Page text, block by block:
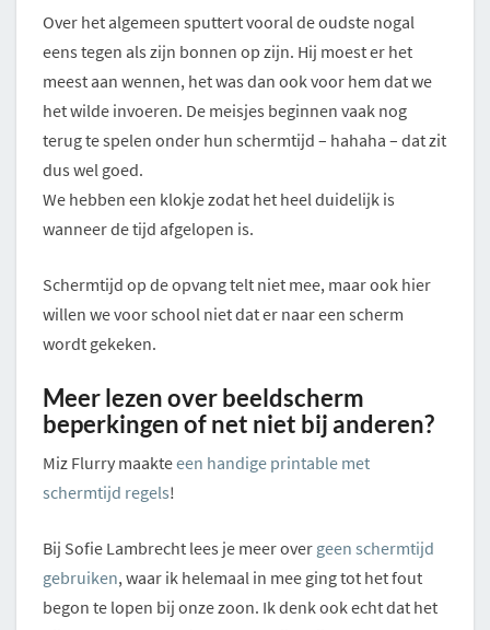
Over het algemeen sputtert vooral de oudste nogal
eens tegen als zijn bonnen op zijn. Hij moest er het
meest aan wennen, het was dan ook voor hem dat we
het wilde invoeren. De meisjes beginnen vaak nog
terug te spelen onder hun schermtijd – hahaha – dat zit
dus wel goed.
We hebben een klokje zodat het heel duidelijk is
wanneer de tijd afgelopen is.
Schermtijd op de opvang telt niet mee, maar ook hier
willen we voor school niet dat er naar een scherm
wordt gekeken.
Meer lezen over beeldscherm
beperkingen of net niet bij anderen?
Miz Flurry maakteeen handige printable met
schermtijd regels!
Bij Sofie Lambrecht lees je meer over geen schermtijd
gebruiken, waar ik helemaal in mee ging tot het fout
begon te lopen bij onze zoon. Ik denk ook echt dat het